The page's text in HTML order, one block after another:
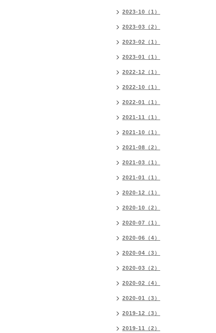
2023-10（1）
2023-03（2）
2023-02（1）
2023-01（1）
2022-12（1）
2022-10（1）
2022-01（1）
2021-11（1）
2021-10（1）
2021-08（2）
2021-03（1）
2021-01（1）
2020-12（1）
2020-10（2）
2020-07（1）
2020-06（4）
2020-04（3）
2020-03（2）
2020-02（4）
2020-01（3）
2019-12（3）
2019-11（2）